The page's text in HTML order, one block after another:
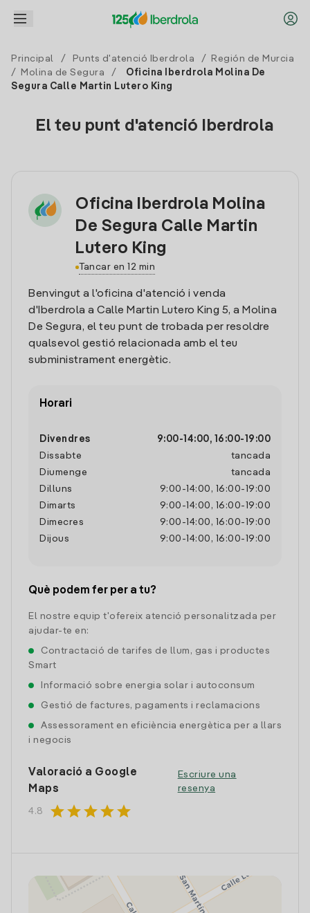
Principal / Punts d'atenció Iberdrola /
Región de Murcia
/
Molina de Segura /
Oficina Iberdrola Molina De
Segura Calle Martin Lutero King
El teu punt d'atenció Iberdrola
Oficina Iberdrola Molina
De Segura Calle Martin
Lutero King
Tancar en 12 min
Benvingut a l'oficina d'atenció i venda
d'Iberdrola a Calle Martin Lutero King 5, a Molina
De Segura, el teu punt de trobada per resoldre
qualsevol gestió relacionada amb el teu
subministrament energètic.
Horari
Divendres 9:00- 14:00, 16:00- 19:00
Dissabte
tancada
Diumenge
tancada
Dilluns
9:00 - 14:00 , 16:00- 19:00
Dimarts
9:00 - 14:00 , 16:00- 19:00
Dimecres
9:00 - 14:00 , 16:00- 19:00
Dijous
9:00 - 14:00 , 16:00- 19:00
Què podem fer per a tu?
El nostre equip t'ofereix atenció personalitzada per
ajudar-te en:
Contractació de tarifes de llum, gas i productes
Smart
Informació sobre energia solar i autoconsum
Gestió de factures, pagaments i reclamacions
Assessorament en eficiència energètica per a llars
i negocis
Valoració a Google
Maps
4.8 starstarstarstarstar
Escriure una
resenya